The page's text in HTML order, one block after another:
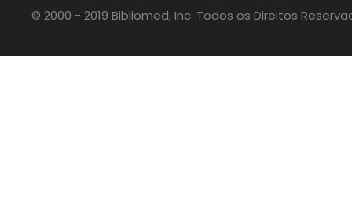
© 2000 - 2019 Bibliomed, Inc. Todos os Direitos